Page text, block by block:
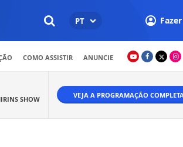
PT
COMO ASSISTIR ANUNCIE
SHOW VEJA A PROGRAMAÇÃO COMPLETA